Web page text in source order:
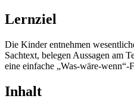
Lernziel
Die Kinder entnehmen
Sachtext, belegen Aussagen am
eine einfache „Was-wäre-wenn“-
Inhalt